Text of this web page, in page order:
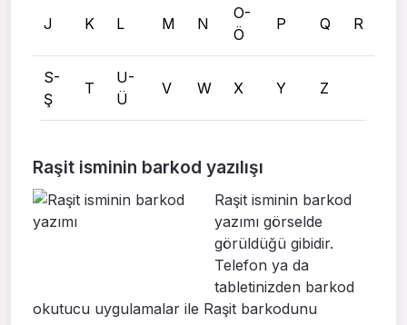
J K L M N
O-
Ö
P Q R
S-
Ş
T
U-
Ü
V W X Y Z
Raşit isminin barkod yazılışı
Raşit isminin barkod
yazımı görselde
görüldüğü gibidir.
Telefon ya da
tabletinizden barkod
okutucu uygulamalar ile Raşit barkodunu